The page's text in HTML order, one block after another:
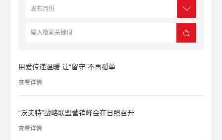
用爱传递温暖 让“留守”不再孤单
查看详情
“沃夫特”战略联盟营销峰会在日照召开
查看详情